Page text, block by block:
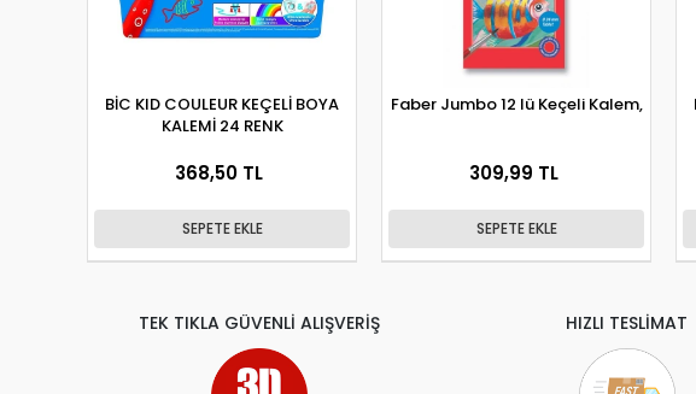
BİC KID COULEUR KEÇELİ BOYA
KALEMİ 24 RENK
368,50 TL
SEPETE EKLE
Faber Jumbo 12 lü Keçeli Kalem,
309,99 TL
SEPETE EKLE
TEK TIKLA GÜVENLİ ALIŞVERİŞ HIZLI TESLİMAT